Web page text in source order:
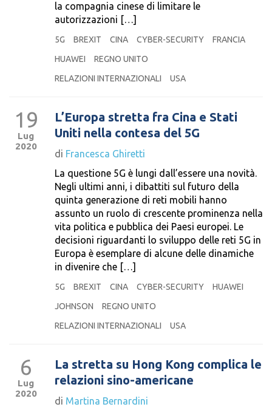
la compagnia cinese di limitare le
autorizzazioni […]
5G BREXIT CINA CYBER-SECURITY
FRANCIA
HUAWEI
REGNO UNITO
RELAZIONI INTERNAZIONALI
USA
19
Lug
2020
L’Europa stretta fra Cina e Stati
Uniti nella contesa del 5G
di Francesca Ghiretti
La questione 5G è lungi dall’essere una novità.
Negli ultimi anni, i dibattiti sul futuro della
quinta generazione di reti mobili hanno
assunto un ruolo di crescente prominenza nella
vita politica e pubblica dei Paesi europei. Le
decisioni riguardanti lo sviluppo delle reti 5G in
Europa è esemplare di alcune delle dinamiche
in divenire che […]
5G BREXIT CINA CYBER-SECURITY
HUAWEI
JOHNSON
REGNO UNITO
RELAZIONI INTERNAZIONALI
USA
6
Lug
2020
La stretta su Hong Kong complica le
relazioni sino-americane
di Martina Bernardini